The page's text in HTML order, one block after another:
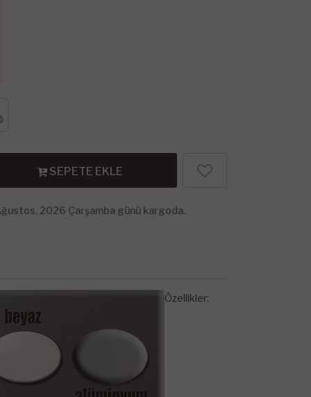
SEPETE EKLE
2026 Çarşamba günü kargoda.
Özellikler: